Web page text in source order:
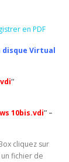
en PDF
Virtual
”
10bis.vdi” –
cliquez sur
un fichier de